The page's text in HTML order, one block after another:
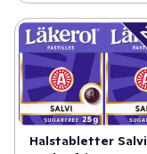
Halstabletter Salvi